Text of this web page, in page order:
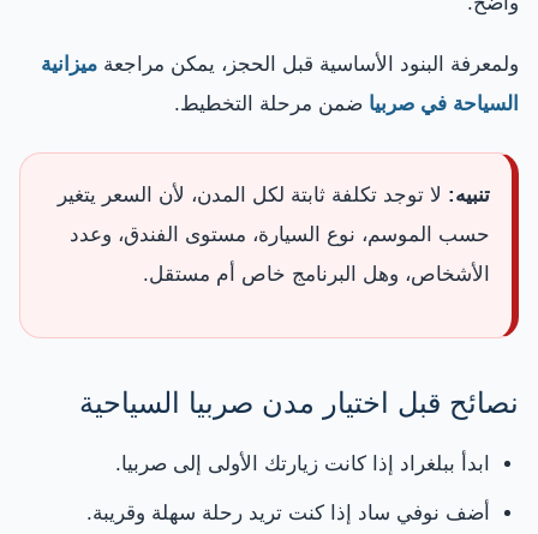
ولمعرفة البنود الأساسية قبل الحجز، يمكن مراجعة ميزانية
السياحة في صربيا ضمن مرحلة التخطيط.
تنبيه: لا توجد تكلفة ثابتة لكل المدن، لأن السعر يتغير
حسب الموسم، نوع السيارة، مستوى الفندق، وعدد
الأشخاص، وهل البرنامج خاص أم مستقل.
نصائح قبل اختيار مدن صربيا السياحية
ابدأ ببلغراد إذا كانت زيارتك الأولى إلى صربيا.
أضف نوفي ساد إذا كنت تريد رحلة سهلة وقريبة.